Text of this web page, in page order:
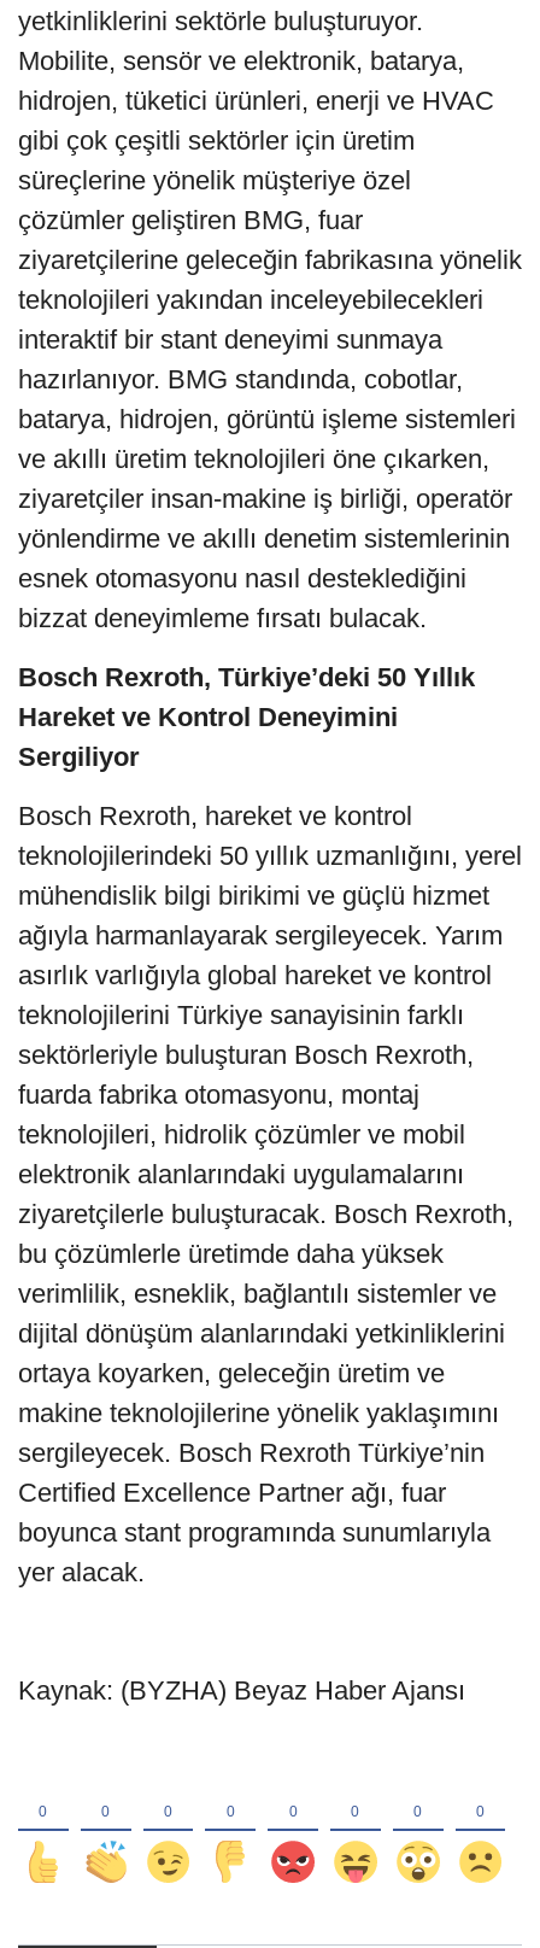
yetkinliklerini sektörle buluşturuyor.
Mobilite, sensör ve elektronik, batarya,
hidrojen, tüketici ürünleri, enerji ve HVAC
gibi çok çeşitli sektörler için üretim
süreçlerine yönelik müşteriye özel
çözümler geliştiren BMG, fuar
ziyaretçilerine geleceğin fabrikasına yönelik
teknolojileri yakından inceleyebilecekleri
interaktif bir stant deneyimi sunmaya
hazırlanıyor. BMG standında, cobotlar,
batarya, hidrojen, görüntü işleme sistemleri
ve akıllı üretim teknolojileri öne çıkarken,
ziyaretçiler insan-makine iş birliği, operatör
yönlendirme ve akıllı denetim sistemlerinin
esnek otomasyonu nasıl desteklediğini
bizzat deneyimleme fırsatı bulacak.
Bosch Rexroth, Türkiye’deki 50 Yıllık
Hareket ve Kontrol Deneyimini
Sergiliyor
Bosch Rexroth, hareket ve kontrol
teknolojilerindeki 50 yıllık uzmanlığını, yerel
mühendislik bilgi birikimi ve güçlü hizmet
ağıyla harmanlayarak sergileyecek. Yarım
asırlık varlığıyla global hareket ve kontrol
teknolojilerini Türkiye sanayisinin farklı
sektörleriyle buluşturan Bosch Rexroth,
fuarda fabrika otomasyonu, montaj
teknolojileri, hidrolik çözümler ve mobil
elektronik alanlarındaki uygulamalarını
ziyaretçilerle buluşturacak. Bosch Rexroth,
bu çözümlerle üretimde daha yüksek
verimlilik, esneklik, bağlantılı sistemler ve
dijital dönüşüm alanlarındaki yetkinliklerini
ortaya koyarken, geleceğin üretim ve
makine teknolojilerine yönelik yaklaşımını
sergileyecek. Bosch Rexroth Türkiye’nin
Certified Excellence Partner ağı, fuar
boyunca stant programında sunumlarıyla
yer alacak.
Kaynak: (BYZHA) Beyaz Haber Ajansı